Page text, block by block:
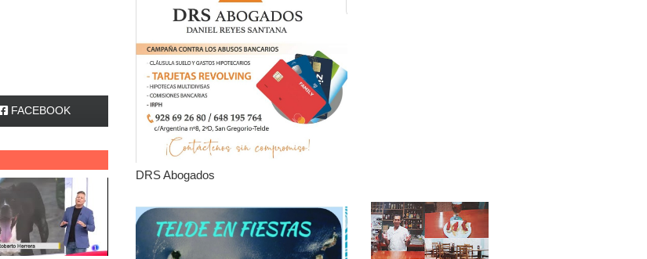
DRS Abogados
FACEBOOK